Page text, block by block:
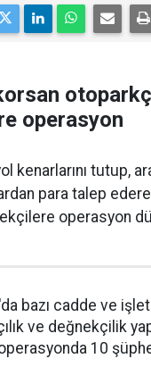
operasyon
kenarlarını tutup,
para talep
operasyon
bazı cadde ve
ve değnekçilik
10